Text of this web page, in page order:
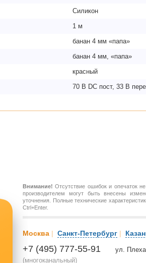
Силикон
1 м
банан 4 мм «папа»
банан 4 мм, «папа»
красный
70 В DC пост, 33 В
Внимание! Отсутствие ошибок и опечаток
производителем могут быть внесены
уточнения. Полные технические
Ctrl+Enter.
Москва | Санкт-Петербург |
+7 (495) 777-55-91
(многоканальный)
ул.